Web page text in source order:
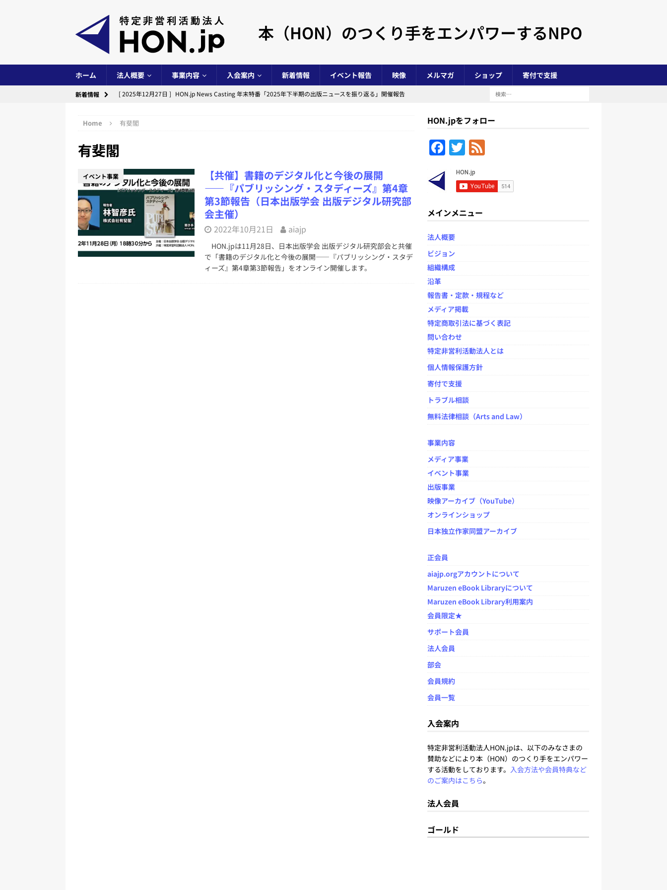
本（HON）のつくり手をエンパワーするNPO
ホーム 法人概要 事業内容 入会案内 新着情報 イベント報告 映像 メルマガ ショップ 寄付で支援
新着情報 [ 2025年12月27日 ] HON.jp News Casting 年末特番「2025年下半期の出版ニュースを振り返る」開催報告
[ 2025年12月24日 ]
イベント事業
[ 2025年6月28日 ] 第10期（2024年度）活動報告および会計報告と総会議事録
NPO法人全般
[ 2024年12月29日 ]
HON.jp News Casting 年末特番「2024年の出版ニュースを振り返る」開催報告
ベント事業
[ 2024年12月23日 ] 【年末特番】2024年の出版ニュースを振り返る ―― HON[.]jp News Casting / 大西隆
幸×菊池健×libro×古幡瑞穂×西田宗千佳×鷹野凌
イベント事業
Home 有斐閣
有斐閣
イベント事業
【共催】書籍のデジタル化と今後の展開
――『パブリッシング・スタディーズ』第4章
第3節報告（日本出版学会 出版デジタル研究部
会主催）
2022年10月21日 aiajp
HON.jpは11月28日、日本出版学会 出版デジタル研究部会と共催
で「書籍のデジタル化と今後の展開――『パブリッシング・スタデ
ィーズ』第4章第3節報告」をオンライン開催します。
HON.jpをフォロー
F
e
b
o
k
T
w
itt
er
F
e
d
メインメニュー
法人概要
ビジョン
組織構成
沿革
報告書・定款・規程など
メディア掲載
特定商取引法に基づく表記
問い合わせ
特定非営利活動法人とは
個人情報保護方針
寄付で支援
トラブル相談
無料法律相談（Arts and Law）
事業内容
メディア事業
イベント事業
出版事業
映像アーカイブ（YouTube）
オンラインショップ
日本独立作家同盟アーカイブ
正会員
aiajp.orgアカウントについて
Maruzen eBook Libraryについて
Maruzen eBook Library利用案内
会員限定★
サポート会員
法人会員
部会
会員規約
会員一覧
入会案内
特定非営利活動法人HON.jpは、以下のみなさまの
賛助などにより本（HON）のつくり手をエンパワー
する活動をしております。 入会方法や会員特典など
のご案内はこちら。
法人会員
ゴールド